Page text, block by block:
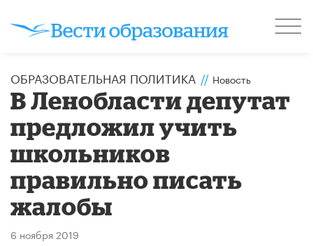
ОБРАЗОВАТЕЛЬНАЯ ПОЛИТИКА // Новость
В Ленобласти депутат
предложил учить
школьников
правильно писать
жалобы
6 ноября 2019